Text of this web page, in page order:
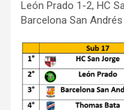
León Prado 1-2, HC
Barcelona San